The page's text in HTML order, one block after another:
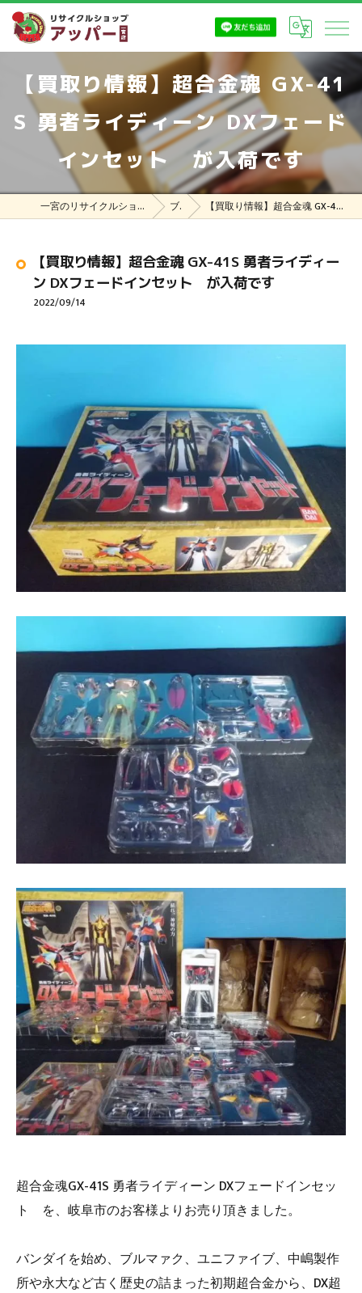
【買取り情報】超合金魂 GX-41
S 勇者ライディーン DXフェード
インセット が入荷です
一宮のリサイクルショップはリサイクルショップ アッパー一宮店 ブログ 【買取り情報】超合金魂 GX-41S 勇者ライディーン DXフェードインセット が入荷です
【買取り情報】超合金魂 GX-41S 勇者ライディー
ン DXフェードインセット が入荷です
2022/09/14
超合金魂GX-41S 勇者ライディーン DXフェードインセッ
ト を、岐阜市のお客様よりお売り頂きました。
バンダイを始め、ブルマァク、ユニファイブ、中嶋製作
所や永大など古く歴史の詰まった初期超合金から、DX超